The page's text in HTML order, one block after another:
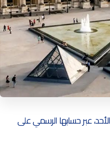
عبر حسابها الرسمي على